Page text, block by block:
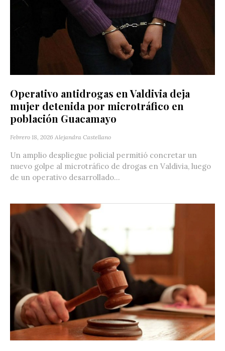
Operativo antidrogas en Valdivia deja
mujer detenida por microtráfico en
población Guacamayo
Febrero 18, 2026 Alejandra Castellano
Un amplio despliegue policial permitió concretar un
nuevo golpe al microtráfico de drogas en Valdivia, luego
de un operativo desarrollado...